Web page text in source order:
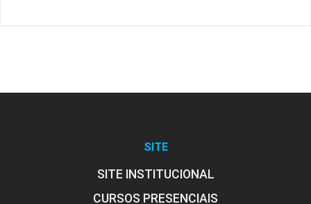
SITE
SITE INSTITUCIONAL
CURSOS PRESENCIAIS